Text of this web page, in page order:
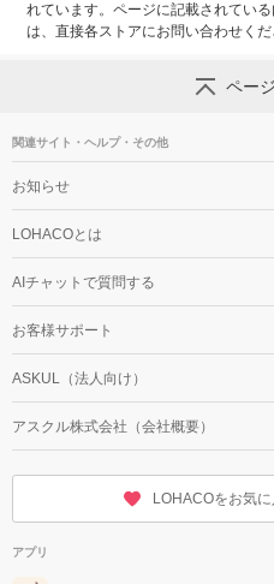
れています。ページに記載されてい
は、直接各ストアにお問い合わせくだ
ペー
関連サイト・ヘルプ・その他
お知らせ
LOHACOとは
AIチャットで質問する
お客様サポート
ASKUL（法人向け）
アスクル株式会社（会社概要）
LOHACOをお気
アプリ